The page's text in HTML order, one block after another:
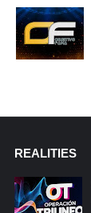
REALITIES